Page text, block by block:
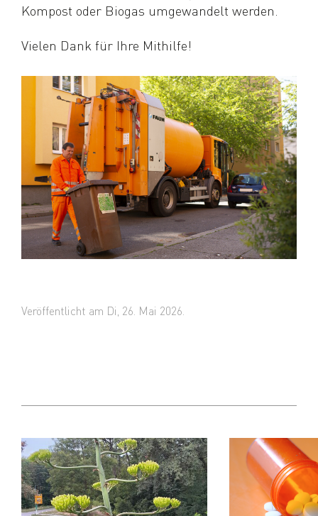
Kompost oder Biogas umgewandelt werden.
Vielen Dank für Ihre Mithilfe!
Veröffentlicht am Di, 26. Mai 2026.